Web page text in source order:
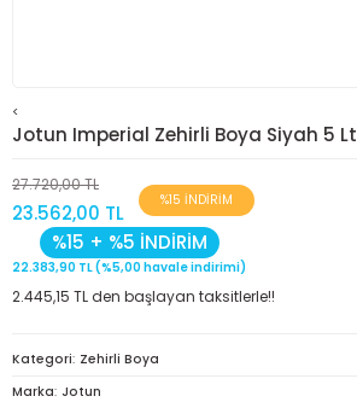
<
Jotun Imperial Zehirli Boya Siyah 5 Lt
27.720,00 TL
23.562,00 TL
%15 İNDİRİM
%15 + %5 İNDİRİM
22.383,90 TL (%5,00 havale indirimi)
2.445,15 TL den başlayan taksitlerle!!
Kategori Zehirli Boya
Marka Jotun